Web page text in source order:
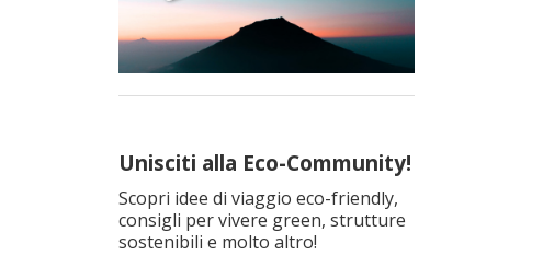
Unisciti alla Eco-Community!
Scopri idee di viaggio eco-friendly,
consigli per vivere green, strutture
sostenibili e molto altro!